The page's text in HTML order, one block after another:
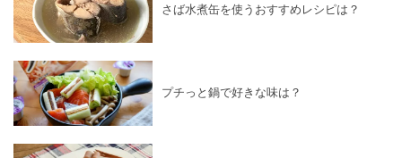
さば水煮缶を使うおすすめレシピは？
プチっと鍋で好きな味は？